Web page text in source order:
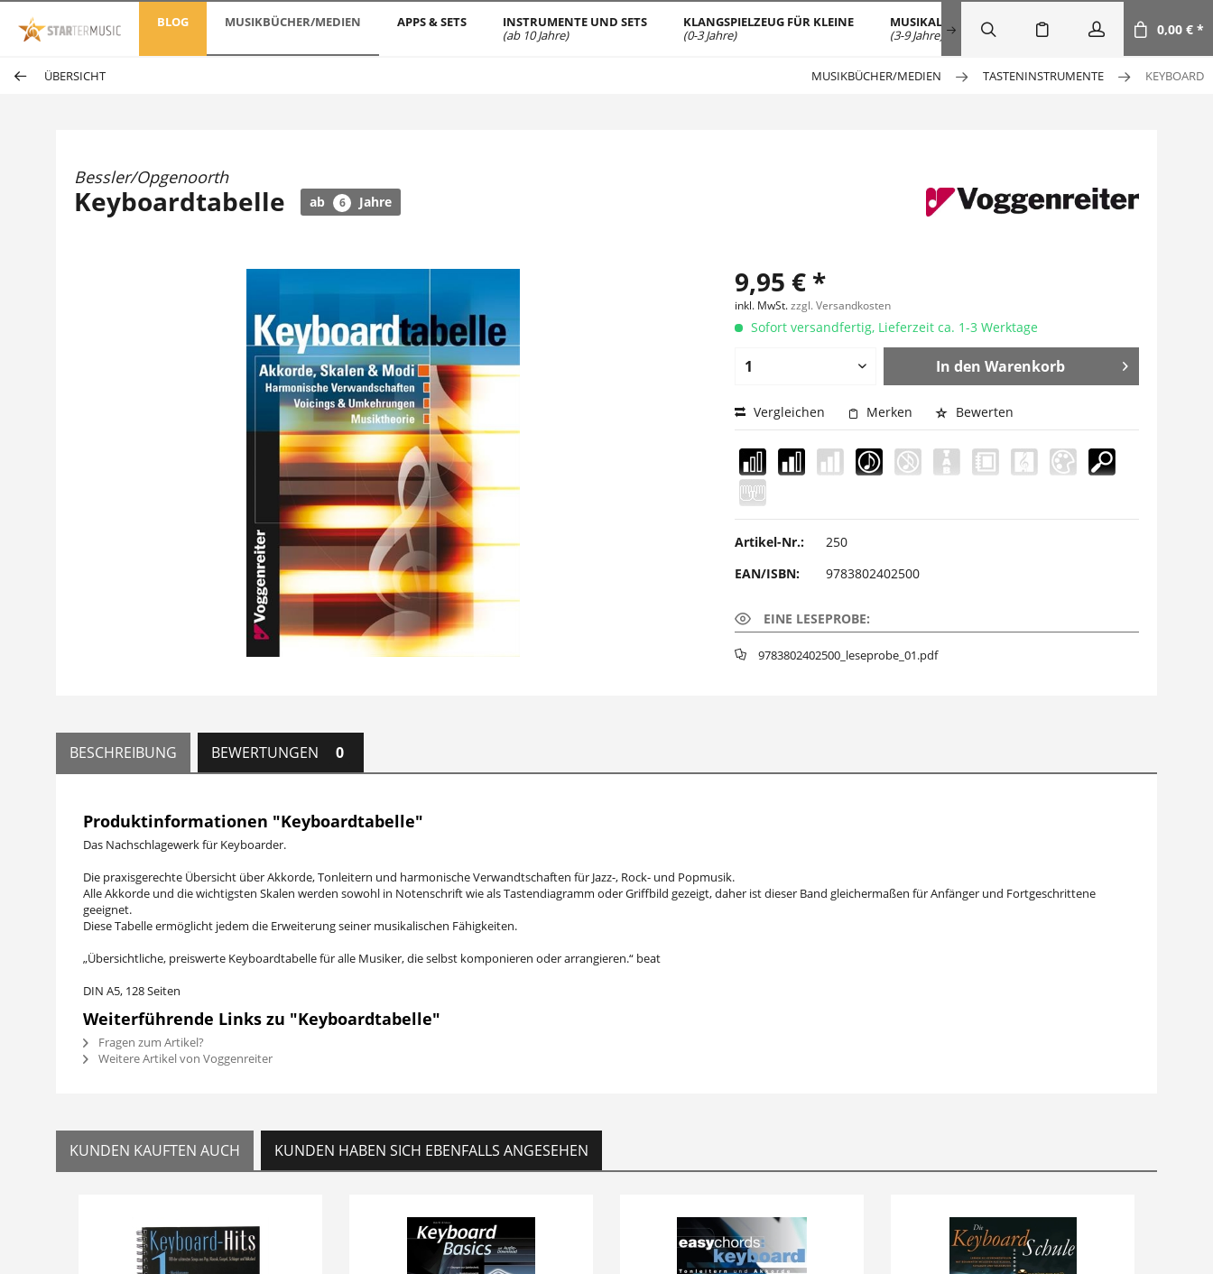
BLOG MUSIKBÜCHER/MEDIEN APPS & SETS
INSTRUMENTE UND SETS
(ab 10 Jahre)
KLANGSPIELZEUG FÜR KLEINE
(0-3 Jahre)
MUSIKALISCHE FRÜHERZIEHUNG
(3-9 Jahre)
SALE 0,00 € *
ÜBERSICHT MUSIKBÜCHER/MEDIEN TASTENINSTRUMENTE KEYBOARD
Bessler/Opgenoorth
Keyboardtabelle ab 6 Jahre
9,95 € *
inkl. MwSt.zzgl. Versandkosten
Sofort versandfertig, Lieferzeit ca. 1-3 Werktage
In den Warenkorb
Vergleichen Merken Bewerten
Artikel-Nr.:
250
EAN/ISBN:
9783802402500
EINE LESEPROBE:
9783802402500_leseprobe_01.pdf
BESCHREIBUNG BEWERTUNGEN 0
Produktinformationen "Keyboardtabelle"
Das Nachschlagewerk für Keyboarder.
Die praxisgerechte Übersicht über Akkorde, Tonleitern und harmonische Verwandtschaften für Jazz-, Rock- und Popmusik.
Alle Akkorde und die wichtigsten Skalen werden sowohl in Notenschrift wie als Tastendiagramm oder Griffbild gezeigt, daher ist dieser Band gleichermaßen für Anfänger und Fortgeschrittene
geeignet.
Diese Tabelle ermöglicht jedem die Erweiterung seiner musikalischen Fähigkeiten.
„Übersichtliche, preiswerte Keyboardtabelle für alle Musiker, die selbst komponieren oder arrangieren.“ beat
DIN A5, 128 Seiten
Weiterführende Links zu "Keyboardtabelle"
Fragen zum Artikel?
Weitere Artikel von Voggenreiter
KUNDEN KAUFTEN AUCH KUNDEN HABEN SICH EBENFALLS ANGESEHEN